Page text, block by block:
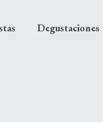
Degustaciones